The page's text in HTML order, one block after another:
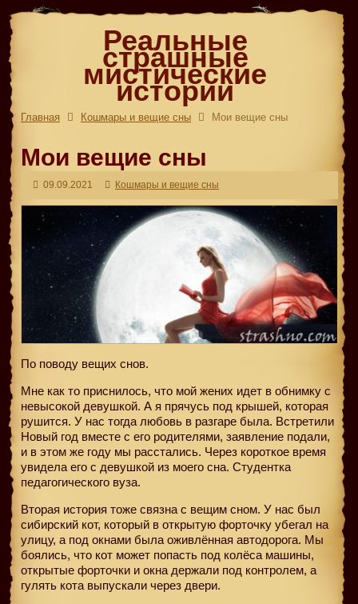
Реальные
страшные
мистические
истории
Главная Кошмары и вещие сны Мои вещие сны
Мои вещие сны
09.09.2021 Кошмары и вещие сны
По поводу вещих снов.
Мне как то приснилось, что мой жених идет в обнимку с
невысокой девушкой. А я прячусь под крышей, которая
рушится. У нас тогда любовь в разгаре была. Встретили
Новый год вместе с его родителями, заявление подали,
и в этом же году мы расстались. Через короткое время
увидела его с девушкой из моего сна. Студентка
педагогического вуза.
Вторая история тоже связна с вещим сном. У нас был
сибирский кот, который в открытую форточку убегал на
улицу, а под окнами была оживлённая автодорога. Мы
боялись, что кот может попасть под колёса машины,
открытые форточки и окна держали под контролем, а
гулять кота выпускали через двери.